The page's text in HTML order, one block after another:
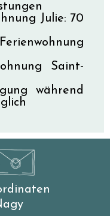
Julie: 70
Saint-
während